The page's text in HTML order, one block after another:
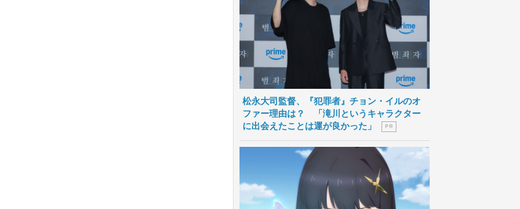
松永大司監督、『犯罪者』チョン・イルのオ
ファー理由は？ 「滝川というキャラクター
に出会えたことは運が良かった」
P R